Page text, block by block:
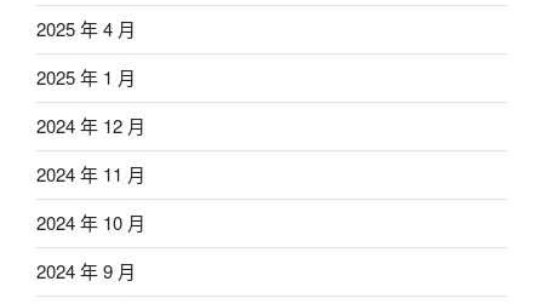
2025 年 4 月
2025 年 1 月
2024 年 12 月
2024 年 11 月
2024 年 10 月
2024 年 9 月